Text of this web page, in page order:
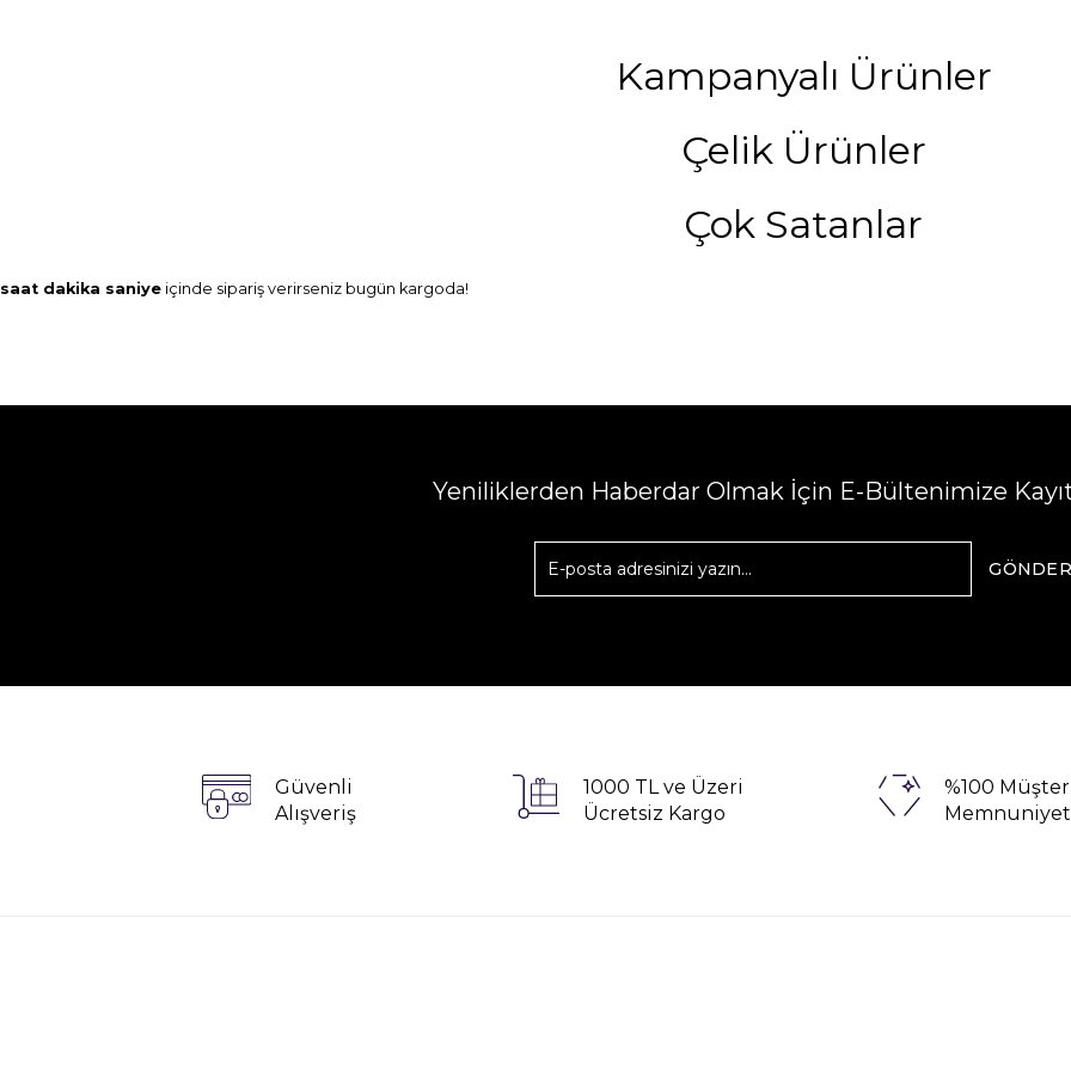
Kampanyalı Ürünler
Çelik Ürünler
Çok Satanlar
saat dakika saniye içinde sipariş verirseniz bugün kargoda!
Yeniliklerden Haberdar Olmak İçin E-Bültenimize
GÖNDER
Güvenli
Alışveriş
1000 TL ve Üzeri
Ücretsiz Kargo
%100